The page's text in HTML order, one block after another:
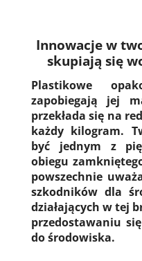
Innowacje w
skupiają się
Plastikowe
zapobiegają jej
przekłada się na
każdy kilogram.
być jednym z
obiegu
powszechnie
szkodników dla
działających w tej
przedostawaniu
do środowiska.